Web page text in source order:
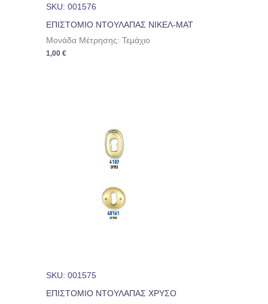
SKU: 001576
ΕΠΙΣΤΟΜΙΟ ΝΤΟΥΛΑΠΑΣ ΝΙΚΕΛ-ΜΑΤ
Μονάδα Μέτρησης: Τεμάχιο
1,00€
SKU: 001575
ΕΠΙΣΤΟΜΙΟ ΝΤΟΥΛΑΠΑΣ ΧΡΥΣΟ